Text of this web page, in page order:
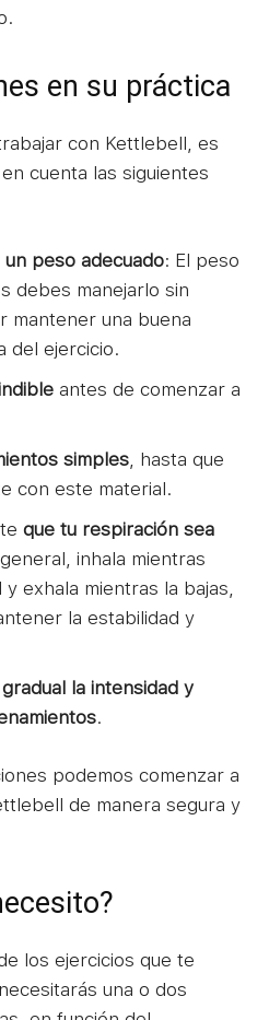
en su práctica
con Kettlebell, es
cuenta las siguientes
peso adecuado: El peso
debes manejarlo sin
mantener una buena
del ejercicio.
antes de comenzar a
simples , hasta que
con este material.
que tu respiración sea
general, inhala mientras
exhala mientras la bajas,
la estabilidad y
la intensidad y
.
podemos comenzar a
de manera segura y
los ejercicios que te
una o dos